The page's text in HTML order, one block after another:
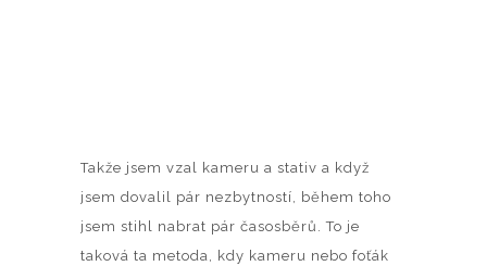
Takže jsem vzal kameru a stativ a když
jsem dovalil pár nezbytností, během toho
jsem stihl nabrat pár časosběrů. To je
taková ta metoda, kdy kameru nebo foťák